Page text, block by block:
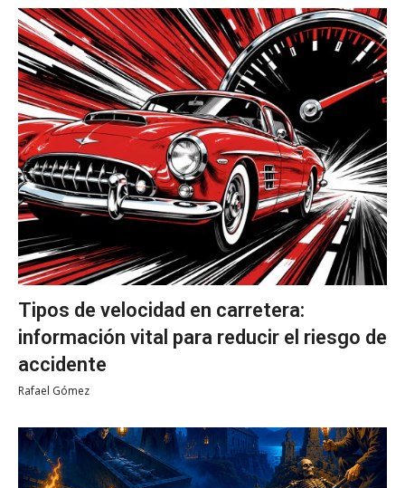
Tipos de velocidad en carretera:
información vital para reducir el riesgo de
accidente
Rafael Gómez